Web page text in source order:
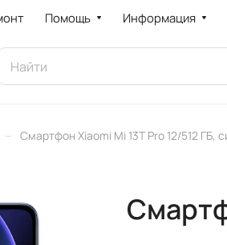
Помощь Информация
– Смартфон Xiaomi Mi 13T Pro 12/512 ГБ,